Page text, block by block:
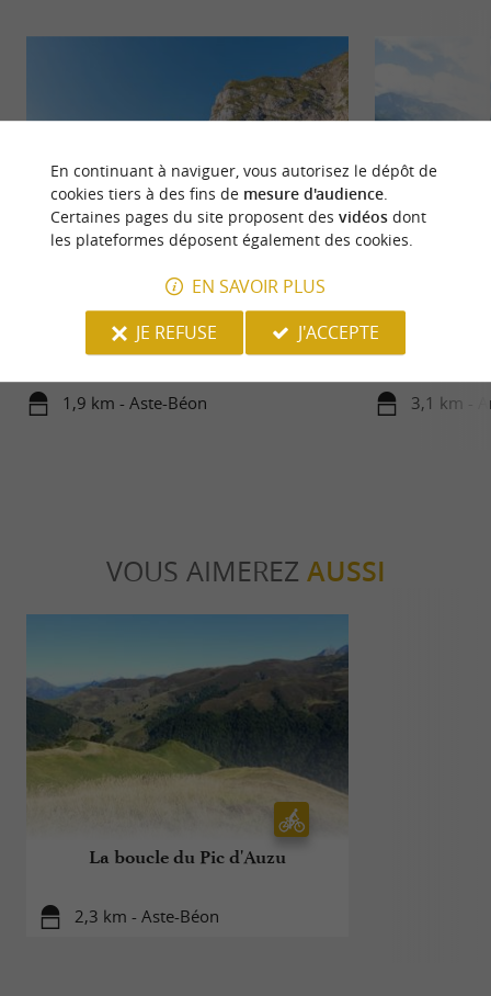
Le Port d’Aste est un passage à travers un col
pyrénéen. Le port d’Aste est un chemin pastoral
très ancien. ...
1,9 km - Aste-Béon
L'expérience
activités outdoor
des ...
3,1 km -
VOUS AIMEREZ AUSSI
La boucle du Pic d'Auzu
2,3 km - Aste-Béon
En continuant à naviguer, vous autorisez le dépôt de
cookies tiers à des fins de mesure d'audience.
Certaines pages du site proposent des vidéosdont
les plateformes déposent également des cookies.
EN SAVOIR PLUS
JE REFUSE
J'ACCEPTE